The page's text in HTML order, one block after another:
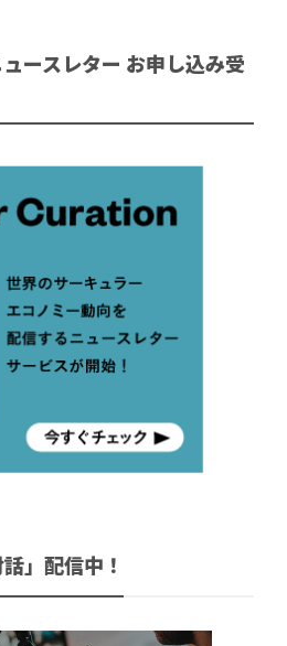
ースレター お申し込み受
」配信中！